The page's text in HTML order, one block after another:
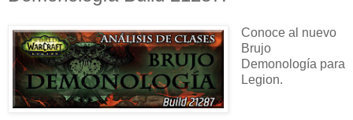
Conoce al nuevo
Brujo
Demonología para
Legion.